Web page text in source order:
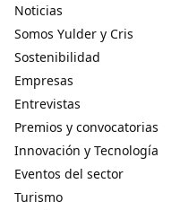
Noticias
Somos Yulder y Cris
Sostenibilidad
Empresas
Entrevistas
Premios y convocatorias
Innovación y Tecnología
Eventos del sector
Turismo